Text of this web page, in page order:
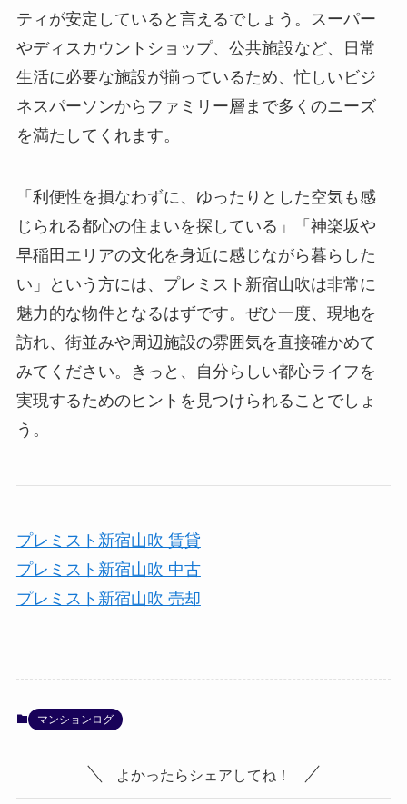
ティが安定していると言えるでしょう。スーパー
やディスカウントショップ、公共施設など、日常
生活に必要な施設が揃っているため、忙しいビジ
ネスパーソンからファミリー層まで多くのニーズ
を満たしてくれます。
「利便性を損なわずに、ゆったりとした空気も感
じられる都心の住まいを探している」「神楽坂や
早稲田エリアの文化を身近に感じながら暮らした
い」という方には、プレミスト新宿山吹は非常に
魅力的な物件となるはずです。ぜひ一度、現地を
訪れ、街並みや周辺施設の雰囲気を直接確かめて
みてください。きっと、自分らしい都心ライフを
実現するためのヒントを見つけられることでしょ
う。
プレミスト新宿山吹 賃貸
プレミスト新宿山吹 中古
プレミスト新宿山吹 売却
マンションログ
よかったらシェアしてね！